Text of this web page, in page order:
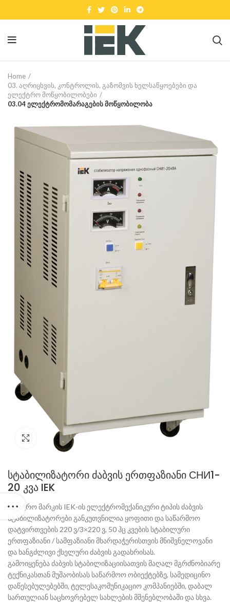
Home
03. აღრიცხვის, კონტროლის, გაზომვის ხელსაწყოებები და
ელექტრო მოწყობილობები
03.04 ელექტრომომარაგების მოწყობილობა
Click to enlarge
სტაბილიზატორი ძაბვის ერთფაზიანი СНИ1-
20 კვა IEK
სავაჭრო მარკის IEK-ის ელექტრომექანიკური ტიპის ძაბვის
სტაბილიზატორები განკუთვნილია ყოფითი და საწარმოო
დატვირთვების 220 ვ/3×220 ვ, 50 ჰც კვების სტაბილური
ერთფაზიანი / სამფაზიანი მხარდაჭერისთვის მნიშვნელოვანი
და ხანგძლივი ქსელური ძაბვის გადახრისას.
გამოიყენება ძაბვის სტაბილიზაციისათვის მაღალ მგრძნობიარე
ტექნიკასთან მუშაობისას საწარმოო ობიექტებზე, სამედიცინო
დაწესებულებებში, ტელესაკომუნიკაციო კომპანიებში, დაბალ
სართულიან საცხოვრებელ სახლების მშენებლობაში და სხვა.